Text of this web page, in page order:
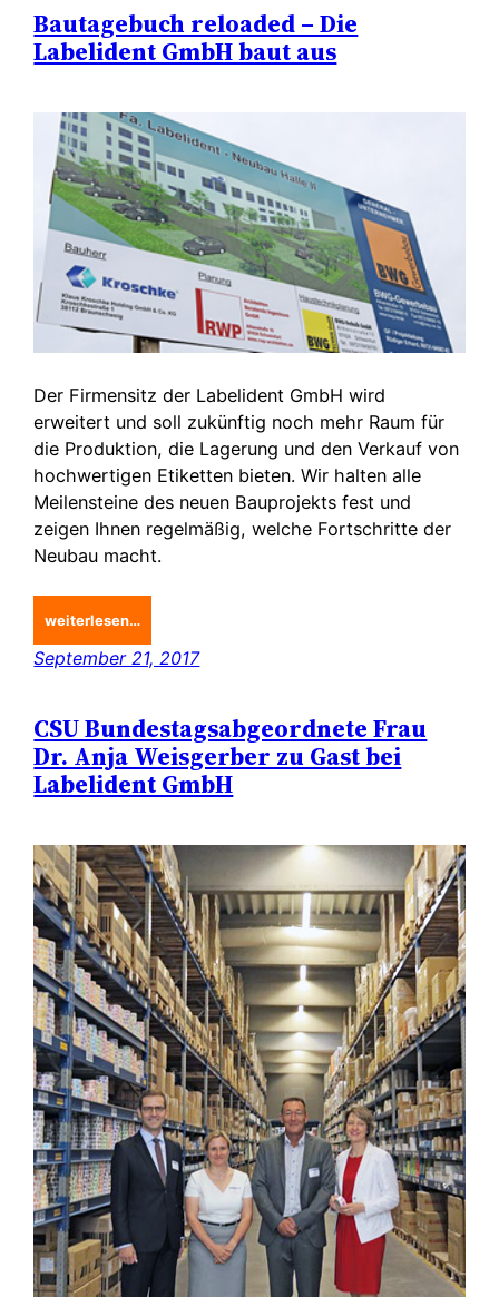
Bautagebuch reloaded – Die
Labelident GmbH baut aus
Der Firmensitz der Labelident GmbH wird
erweitert und soll zukünftig noch mehr Raum für
die Produktion, die Lagerung und den Verkauf von
hochwertigen Etiketten bieten. Wir halten alle
Meilensteine des neuen Bauprojekts fest und
zeigen Ihnen regelmäßig, welche Fortschritte der
Neubau macht.
weiterlesen…
September 21, 2017
CSU Bundestagsabgeordnete Frau
Dr. Anja Weisgerber zu Gast bei
Labelident GmbH